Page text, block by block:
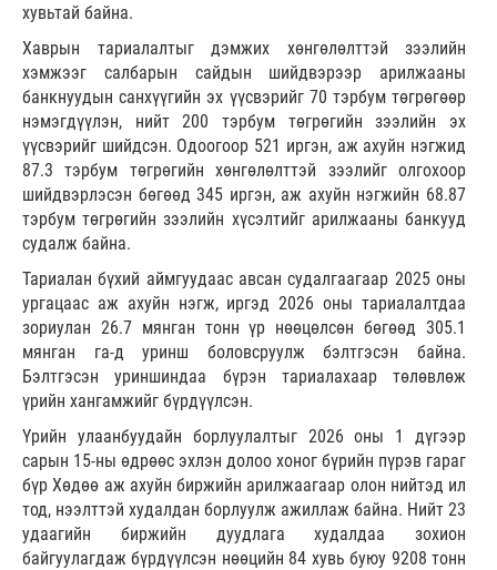
хувьтай байна.
Хаврын тариалалтыг дэмжих хөнгөлөлттэй зээлийн
хэмжээг салбарын сайдын шийдвэрээр арилжааны
банкнуудын санхүүгийн эх үүсвэрийг 70 тэрбум төгрөгөөр
нэмэгдүүлэн, нийт 200 тэрбум төгрөгийн зээлийн эх
үүсвэрийг шийдсэн. Одоогоор 521 иргэн, аж ахуйн нэгжид
87.3 тэрбум төгрөгийн хөнгөлөлттэй зээлийг олгохоор
шийдвэрлэсэн бөгөөд 345 иргэн, аж ахуйн нэгжийн 68.87
тэрбум төгрөгийн зээлийн хүсэлтийг арилжааны банкууд
судалж байна.
Тариалан бүхий аймгуудаас авсан судалгаагаар 2025 оны
ургацаас аж ахуйн нэгж, иргэд 2026 оны тариалалтдаа
зориулан 26.7 мянган тонн үр нөөцөлсөн бөгөөд 305.1
мянган га-д уринш боловсруулж бэлтгэсэн байна.
Бэлтгэсэн уриншиндаа бүрэн тариалахаар төлөвлөж
үрийн хангамжийг бүрдүүлсэн.
Үрийн улаанбуудайн борлуулалтыг 2026 оны 1 дүгээр
сарын 15-ны өдрөөс эхлэн долоо хоног бүрийн пүрэв гараг
бүр Хөдөө аж ахуйн биржийн арилжаагаар олон нийтэд ил
тод, нээлттэй худалдан борлуулж ажиллаж байна. Нийт 23
удаагийн биржийн дуудлага худалдаа зохион
байгуулагдаж бүрдүүлсэн нөөцийн 84 хувь буюу 9208 тонн